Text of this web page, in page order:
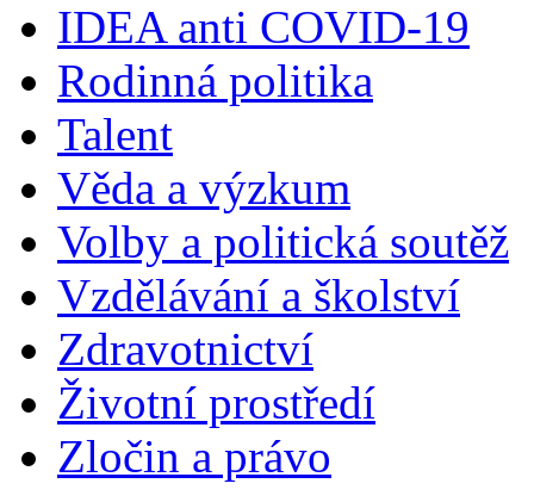
IDEA anti COVID-19
Rodinná politika
Talent
Věda a výzkum
Volby a politická soutěž
Vzdělávání a školství
Zdravotnictví
Životní prostředí
Zločin a právo